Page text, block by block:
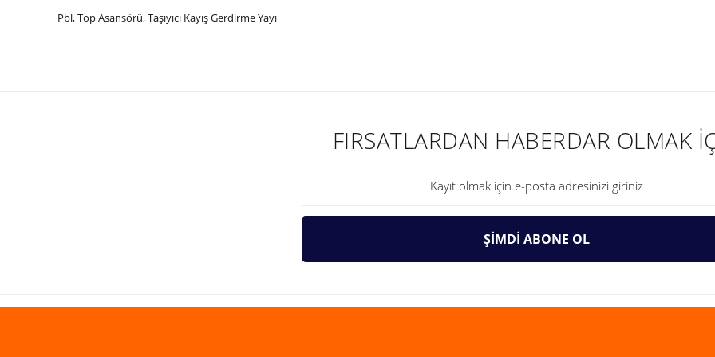
Pbl, Top Asansörü, Taşıyıcı Kayış Gerdirme Yayı
Gönder
FIRSATLARDAN HABERDAR OLMAK
ŞİMDİ ABONE OL